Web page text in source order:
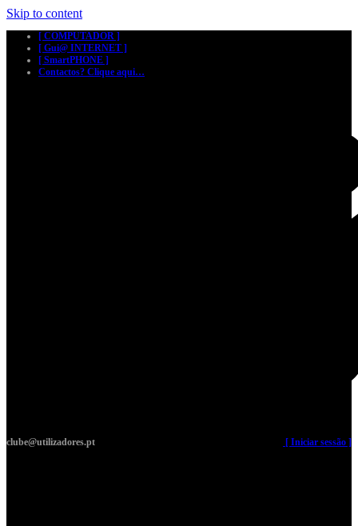
Skip to content
[ COMPUTADOR ]
[ Gui@ INTERNET ]
[ SmartPHONE ]
Contactos? Clique aqui…
clube@utilizadores.pt [ Iniciar sessão ]